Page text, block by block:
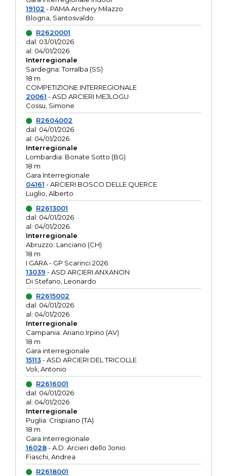
19102 - PAMA Archery Milazzo
Blogna, Santosvaldo
R2620001
dal: 03/01/2026
al: 04/01/2026
Interregionale
Sardegna: Torralba (SS)
18 m
COMPETIZIONE INTERREGIONALE
20061 - ASD ARCIERI MEJLOGU
Cossu, Simone
R2604002
dal: 04/01/2026
al: 04/01/2026
Interregionale
Lombardia: Bonate Sotto (BG)
18 m
Gara Interregionale
04161 - ARCIERI BOSCO DELLE QUERCE
Luglio, Alberto
R2613001
dal: 04/01/2026
al: 04/01/2026
Interregionale
Abruzzo: Lanciano (CH)
18 m
I GARA - GP Scarinci 2026
13039 - ASD ARCIERI ANXANON
Di Stefano, Leonardo
R2615002
dal: 04/01/2026
al: 04/01/2026
Interregionale
Campania: Ariano Irpino (AV)
18 m
Gara interregionale
15113- ASD ARCIERI DEL TRICOLLE
Voli, Antonio
R2616001
dal: 04/01/2026
al: 04/01/2026
Interregionale
Puglia: Crispiano (TA)
18 m
Gara Interregionale
16028- A.D. Arcieri dello Jonio
Fiaschi, Andrea
R2618001